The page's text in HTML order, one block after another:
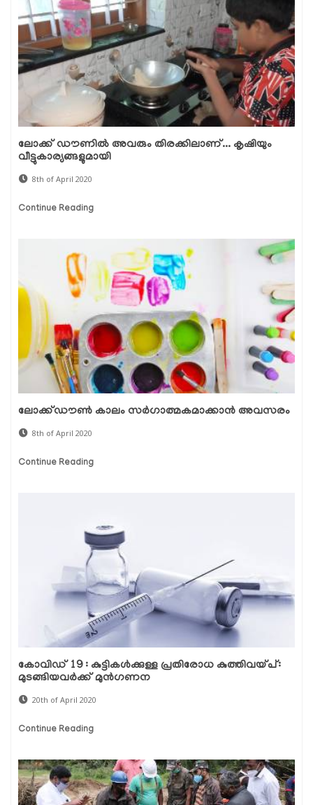
ലോക്ക് ഡൗണില്‍ അവരും തിരക്കിലാണ്... കൃഷിയും
വീട്ടുകാര്യങ്ങളുമായി
8th of April 2020
Continue Reading
ലോക്ക്ഡൗണ്‍ കാലം സര്‍ഗാത്മകമാക്കാന്‍ അവസരം
8th of April 2020
Continue Reading
കോവിഡ് 19 : കുട്ടികള്‍ക്കുള്ള പ്രതിരോധ കുത്തിവയ്പ്:
മുടങ്ങിയവര്‍ക്ക് മുന്‍ഗണന
20th of April 2020
Continue Reading